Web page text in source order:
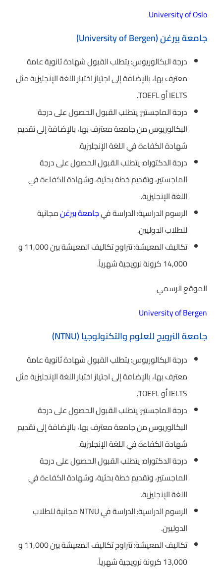
University of Oslo
جامعة بيرغن (University of Bergen)
درجة البكالوريوس: يتطلب القبول شهادة ثانوية عامة
معترف بها، بالإضافة إلى اجتياز اختبار اللغة الإنجليزية مثل
IELTS أو TOEFL.
درجة الماجستير: يتطلب القبول الحصول على درجة
البكالوريوس من جامعة معترف بها، بالإضافة إلى تقديم
شهادة الكفاءة في اللغة الإنجليزية.
درجة الدكتوراه: يتطلب القبول الحصول على درجة
الماجستير، وتقديم خطة بحثية، وشهادة الكفاءة في
اللغة الإنجليزية.
الرسوم الدراسية: الدراسة فيجامعة بيرغنمجانية
للطلاب الدوليين.
تكاليف المعيشة: تتراوح تكاليف المعيشة بين 11,000 و
14,000 كرونة نرويجية شهرياً.
الموقع الرسمي
University of Bergen
جامعة النرويج للعلوم والتكنولوجيا (NTNU)
درجة البكالوريوس: يتطلب القبول شهادة ثانوية عامة
معترف بها، بالإضافة إلى اجتياز اختبار اللغة الإنجليزية مثل
IELTS أو TOEFL.
درجة الماجستير: يتطلب القبول الحصول على درجة
البكالوريوس من جامعة معترف بها، بالإضافة إلى تقديم
شهادة الكفاءة في اللغة الإنجليزية.
درجة الدكتوراه: يتطلب القبول الحصول على درجة
الماجستير، وتقديم خطة بحثية، وشهادة الكفاءة في
اللغة الإنجليزية.
الرسوم الدراسية: الدراسة في NTNU مجانية للطلاب
الدوليين.
تكاليف المعيشة: تتراوح تكاليف المعيشة بين 11,000 و
13,000 كرونة نرويجية شهرياً.